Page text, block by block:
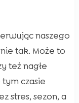
naszego
tak. Może to
też nagłe
czasie
stres, sezon, a